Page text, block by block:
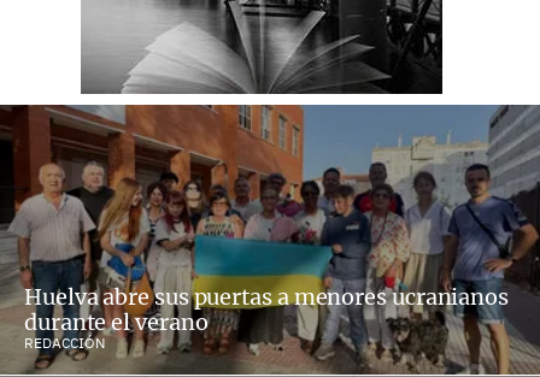
Huelva abre sus puertas a menores ucranianos
durante el verano
REDACCIÓN